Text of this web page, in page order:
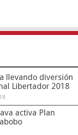
llevando diversión
Libertador 2018
activa Plan